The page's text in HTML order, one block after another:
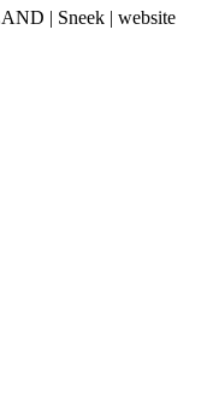
| Sneek | website